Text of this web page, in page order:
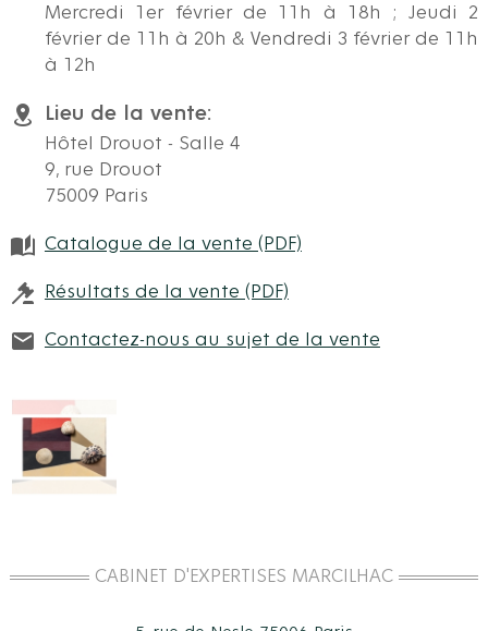
Mercredi 1er février de 11h à 18h ; Jeudi 2
février de 11h à 20h & Vendredi 3 février de 11h
à 12h
Lieu de la vente:
Hôtel Drouot - Salle 4
9, rue Drouot
75009 Paris
Catalogue de la vente (PDF)
Résultats de la vente (PDF)
Contactez-nous au sujet de la vente
CABINET D'EXPERTISES MARCILHAC